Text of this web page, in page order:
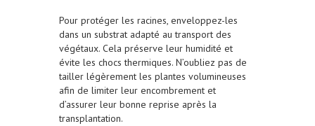
Pour protéger les racines, enveloppez-les
dans un substrat adapté au transport des
végétaux. Cela préserve leur humidité et
évite les chocs thermiques. N’oubliez pas de
tailler légèrement les plantes volumineuses
afin de limiter leur encombrement et
d’assurer leur bonne reprise après la
transplantation.